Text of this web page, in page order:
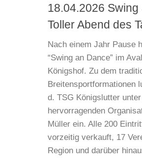
18.04.2026
Toller Abend des
Nach einem Jahr Pause
“Swing an Dance” im
Königshof. Zu dem
Breitensportformationen
d. TSG Königslutter
hervorragenden
Müller ein. Alle 200
vorzeitig verkauft, 17
Region und darüber